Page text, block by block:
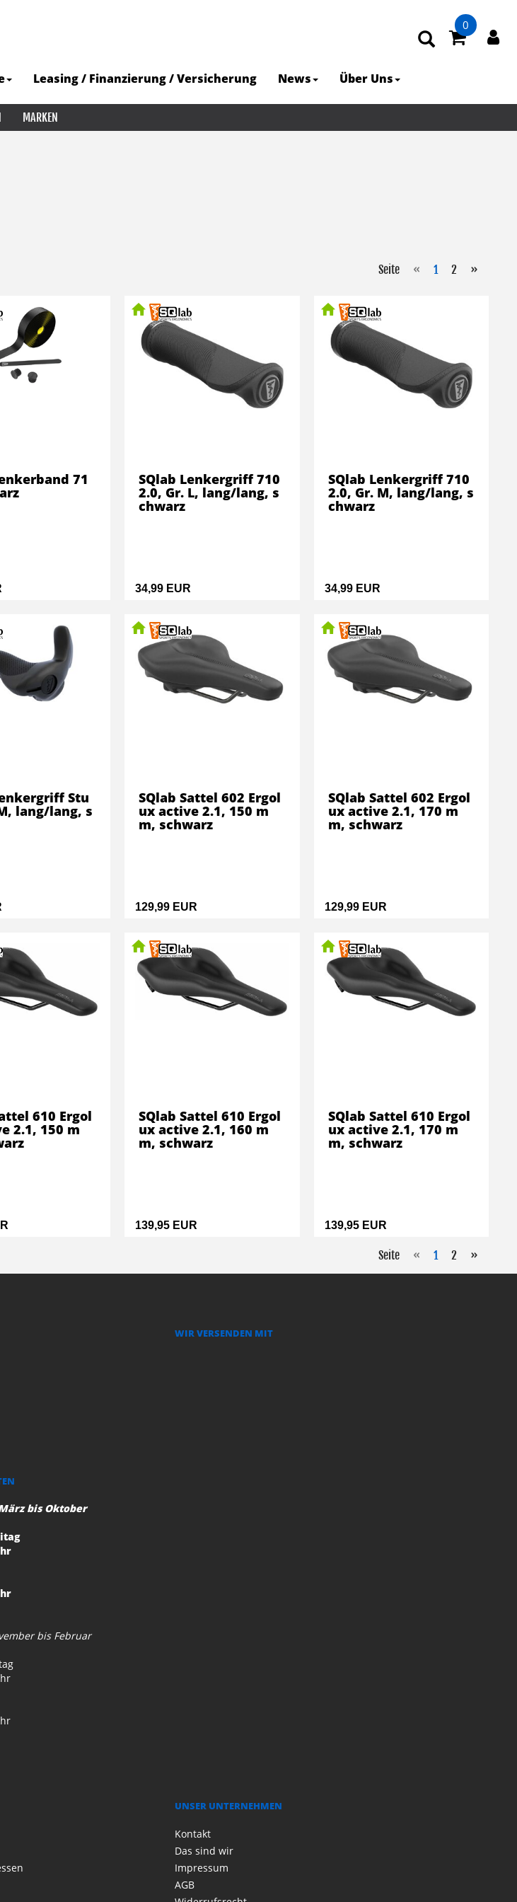
0
Leasing / Finanzierung / Versicherung News Über Uns
MARKEN
Seite « 1 2 »
71
34,99 EUR
SQlab Lenkergriff 710
2.0, Gr. L, lang/lang, s
chwarz
34,99 EUR
SQlab Lenkergriff 710
2.0, Gr. M, lang/lang, s
chwarz
Stu
lang/lang, s
129,99 EUR
SQlab Sattel 602 Ergol
ux active 2.1, 150 m
m, schwarz
129,99 EUR
SQlab Sattel 602 Ergol
ux active 2.1, 170 m
m, schwarz
610 Ergol
2.1, 150 m
139,95 EUR
SQlab Sattel 610 Ergol
ux active 2.1, 160 m
m, schwarz
139,95 EUR
SQlab Sattel 610 Ergol
ux active 2.1, 170 m
m, schwarz
Seite « 1 2 »
WIR VERSENDEN MIT
bis Oktober
bis Februar
UNSER UNTERNEHMEN
Kontakt
Das sind wir
Impressum
AGB